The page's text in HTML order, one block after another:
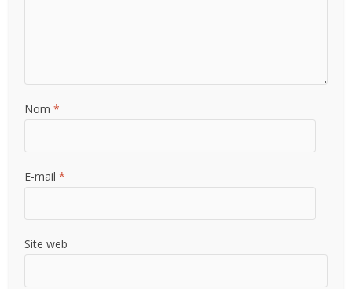
Nom*
E-mail*
Site web